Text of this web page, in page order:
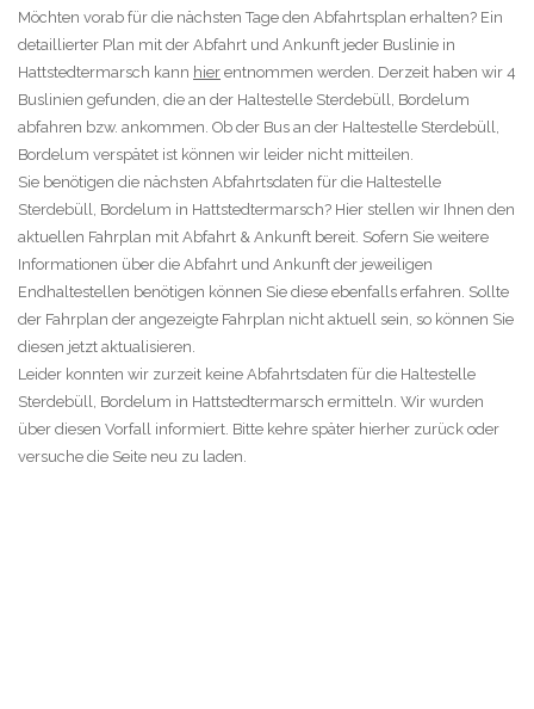
Möchten vorab für die nächsten Tage den Abfahrtsplan erhalten? Ein
detaillierter Plan mit der Abfahrt und Ankunft jeder Buslinie in
Hattstedtermarsch kann hier entnommen werden. Derzeit haben wir 4
Buslinien gefunden, die an der Haltestelle Sterdebüll, Bordelum
abfahren bzw. ankommen. Ob der Bus an der Haltestelle Sterdebüll,
Bordelum verspätet ist können wir leider nicht mitteilen.
Sie benötigen die nächsten Abfahrtsdaten für die Haltestelle
Sterdebüll, Bordelum in Hattstedtermarsch? Hier stellen wir Ihnen den
aktuellen Fahrplan mit Abfahrt & Ankunft bereit. Sofern Sie weitere
Informationen über die Abfahrt und Ankunft der jeweiligen
Endhaltestellen benötigen können Sie diese ebenfalls erfahren. Sollte
der Fahrplan der angezeigte Fahrplan nicht aktuell sein, so können Sie
diesen jetzt aktualisieren.
Leider konnten wir zurzeit keine Abfahrtsdaten für die Haltestelle
Sterdebüll, Bordelum in Hattstedtermarsch ermitteln. Wir wurden
über diesen Vorfall informiert. Bitte kehre später hierher zurück oder
versuche die Seite neu zu laden.